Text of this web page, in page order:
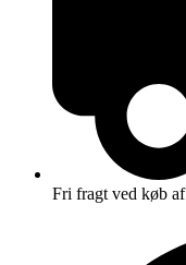
Fri fragt ved køb